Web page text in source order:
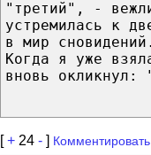
"третий", -
устремилась к
в мир сновидений.
Когда я уже
вновь окликнул:
[+ 24 - ]